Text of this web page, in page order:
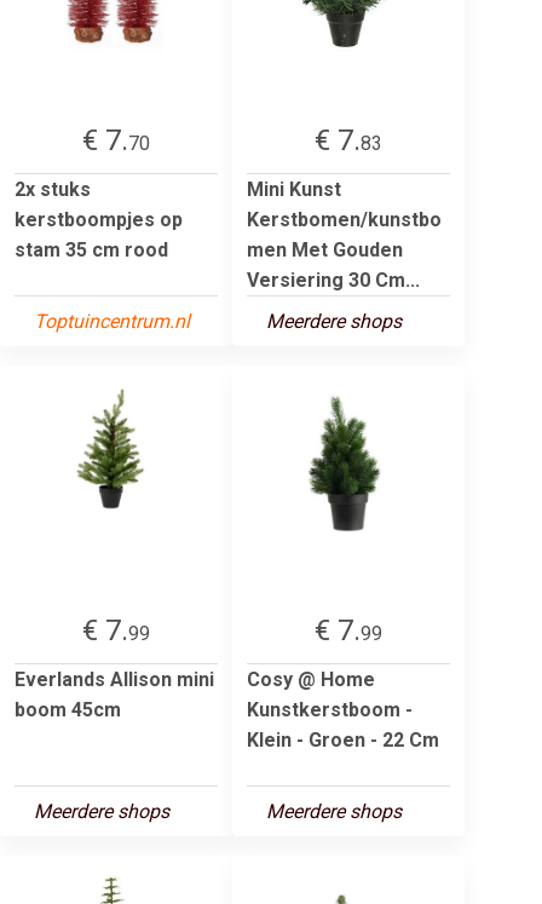
€ 7.70
2x stuks
kerstboompjes op
stam 35 cm rood
Toptuincentrum.nl
€ 7.83
Mini Kunst
Kerstbomen/kunstbo
men Met Gouden
Versiering 30 Cm...
Meerdere shops
€ 7.99
Everlands Allison mini
boom 45cm
Meerdere shops
€ 7.99
Cosy @ Home
Kunstkerstboom -
Klein - Groen - 22 Cm
Meerdere shops